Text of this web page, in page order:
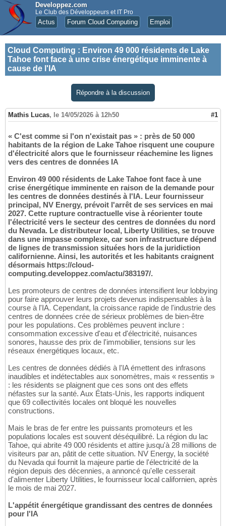
Developpez.com
Le Club des Développeurs et IT Pro
Actus Forum Cloud Computing Emploi
Cloud Computing : Environ 49 000 résidents de Lake
Tahoe font face à une crise énergétique imminente à
cause de l'IA
Répondre à la discussion
Mathis Lucas, le 14/05/2026 à 12h50 #1
« C'est comme si l'on n'existait pas » : près de 50 000
habitants de la région de Lake Tahoe risquent une coupure
d'électricité alors que le fournisseur réachemine les lignes
vers des centres de données IA
Environ 49 000 résidents de Lake Tahoe font face à une
crise énergétique imminente en raison de la demande pour
les centres de données destinés à l'IA. Leur fournisseur
principal, NV Energy, prévoit l'arrêt de ses services en mai
2027. Cette rupture contractuelle vise à réorienter toute
l'électricité vers le secteur des centres de données du nord
du Nevada. Le distributeur local, Liberty Utilities, se trouve
dans une impasse complexe, car son infrastructure dépend
de lignes de transmission situées hors de la juridiction
californienne. Ainsi, les autorités et les habitants craignent
désormais https://cloud-
computing.developpez.com/actu/383197/.
Les promoteurs de centres de données intensifient leur lobbying
pour faire approuver leurs projets devenus indispensables à la
course à l'IA. Cependant, la croissance rapide de l'industrie des
centres de données crée de sérieux problèmes de bien-être
pour les populations. Ces problèmes peuvent inclure :
consommation excessive d'eau et d'électricité, nuisances
sonores, hausse des prix de l'immobilier, tensions sur les
réseaux énergétiques locaux, etc.
Les centres de données dédiés à l'IA émettent des infrasons
inaudibles et indétectables aux sonomètres, mais « ressentis »
: les résidents se plaignent que ces sons ont des effets
néfastes sur la santé. Aux États-Unis, les rapports indiquent
que 69 collectivités locales ont bloqué les nouvelles
constructions.
Mais le bras de fer entre les puissants promoteurs et les
populations locales est souvent déséquilibré. La région du lac
Tahoe, qui abrite 49 000 résidents et attire jusqu'à 28 millions de
visiteurs par an, pâtit de cette situation. NV Energy, la société
du Nevada qui fournit la majeure partie de l'électricité de la
région depuis des décennies, a annoncé qu'elle cesserait
d'alimenter Liberty Utilities, le fournisseur local californien, après
le mois de mai 2027.
L'appétit énergétique grandissant des centres de données
pour l'IA